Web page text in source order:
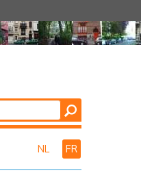
NL FR